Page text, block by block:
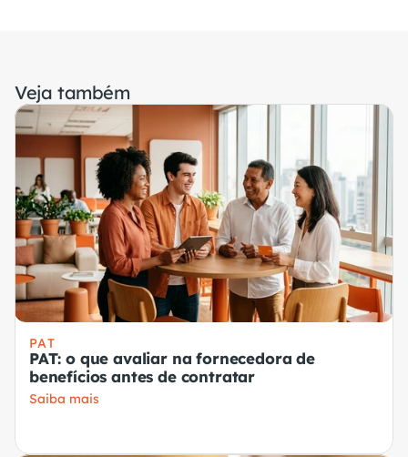
Veja também
PAT
PAT: o que avaliar na fornecedora de
benefícios antes de contratar
Saiba mais